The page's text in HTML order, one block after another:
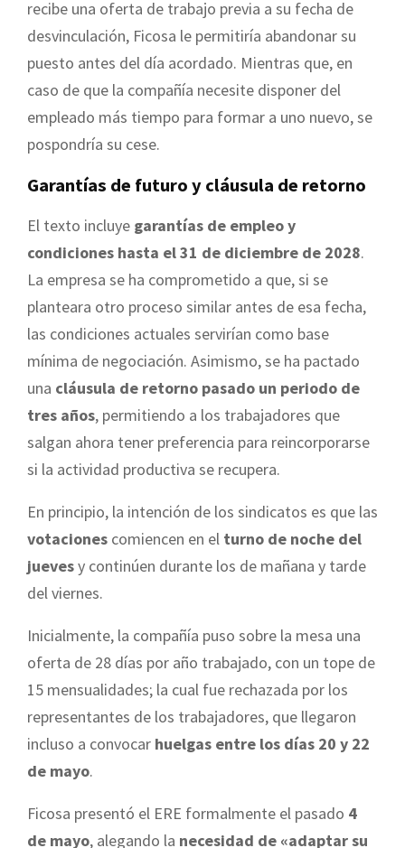
recibe una oferta de trabajo previa a su fecha de
desvinculación, Ficosa le permitiría abandonar su
puesto antes del día acordado. Mientras que, en
caso de que la compañía necesite disponer del
empleado más tiempo para formar a uno nuevo, se
pospondría su cese.
Garantías de futuro y cláusula de retorno
El texto incluye garantías de empleo y
condiciones hasta el 31 de diciembre de 2028.
La empresa se ha comprometido a que, si se
planteara otro proceso similar antes de esa fecha,
las condiciones actuales servirían como base
mínima de negociación. Asimismo, se ha pactado
una cláusula de retorno pasado un periodo de
tres años, permitiendo a los trabajadores que
salgan ahora tener preferencia para reincorporarse
si la actividad productiva se recupera.
En principio, la intención de los sindicatos es que las
votaciones comiencen en el turno de noche del
juevesy continúen durante los de mañana y tarde
del viernes.
Inicialmente, la compañía puso sobre la mesa una
oferta de 28 días por año trabajado, con un tope de
15 mensualidades; la cual fue rechazada por los
representantes de los trabajadores, que llegaron
incluso a convocar huelgas entre los días 20 y 22
de mayo.
Ficosa presentó el ERE formalmente el pasado 4
de mayo, alegando la necesidad de «adaptar su